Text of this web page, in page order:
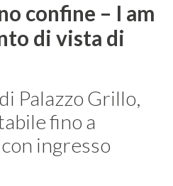
confine – I am
di vista di
Palazzo Grillo,
fino a
ingresso